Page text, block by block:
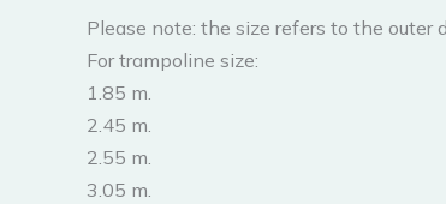
Please note: the size refers to the outer
For trampoline size:
1.85 m.
2.45 m.
2.55 m.
3.05 m.